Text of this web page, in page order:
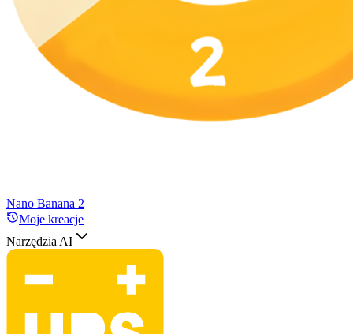
Nano Banana 2
Moje kreacje
Narzędzia AI